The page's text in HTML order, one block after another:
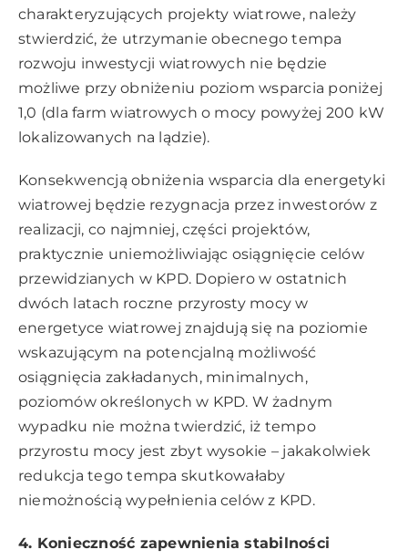
charakteryzujących projekty wiatrowe, należy
stwierdzić, że utrzymanie obecnego tempa
rozwoju inwestycji wiatrowych nie będzie
możliwe przy obniżeniu poziom wsparcia poniżej
1,0 (dla farm wiatrowych o mocy powyżej 200 kW
lokalizowanych na lądzie).
Konsekwencją obniżenia wsparcia dla energetyki
wiatrowej będzie rezygnacja przez inwestorów z
realizacji, co najmniej, części projektów,
praktycznie uniemożliwiając osiągnięcie celów
przewidzianych w KPD. Dopiero w ostatnich
dwóch latach roczne przyrosty mocy w
energetyce wiatrowej znajdują się na poziomie
wskazującym na potencjalną możliwość
osiągnięcia zakładanych, minimalnych,
poziomów określonych w KPD. W żadnym
wypadku nie można twierdzić, iż tempo
przyrostu mocy jest zbyt wysokie – jakakolwiek
redukcja tego tempa skutkowałaby
niemożnością wypełnienia celów z KPD.
4. Konieczność zapewnienia stabilności